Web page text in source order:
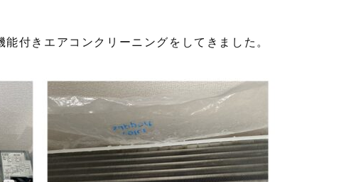
付きエアコンクリーニングをしてきました。